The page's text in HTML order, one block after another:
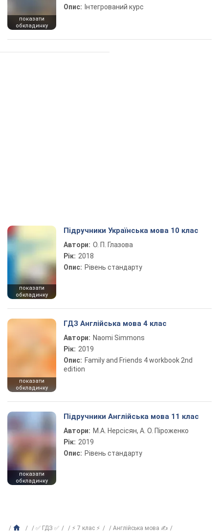
показати
обкладинку
Опис: Інтегрований курс
показати
обкладинку
Підручники Українська мова 10 клас
Автори: О. П. Глазова
Рік: 2018
Опис: Рівень стандарту
показати
обкладинку
ГДЗ Англійська мова 4 клас
Автори: Naomi Simmons
Рік: 2019
Опис: Family and Friends 4 workbook 2nd
edition
показати
обкладинку
Підручники Англійська мова 11 клас
Автори: М.А. Нерсісян, А. О. Піроженко
Рік: 2019
Опис: Рівень стандарту
✅ ГДЗ ✅ ⚡ 7 клас ⚡
Англійська мова ✍